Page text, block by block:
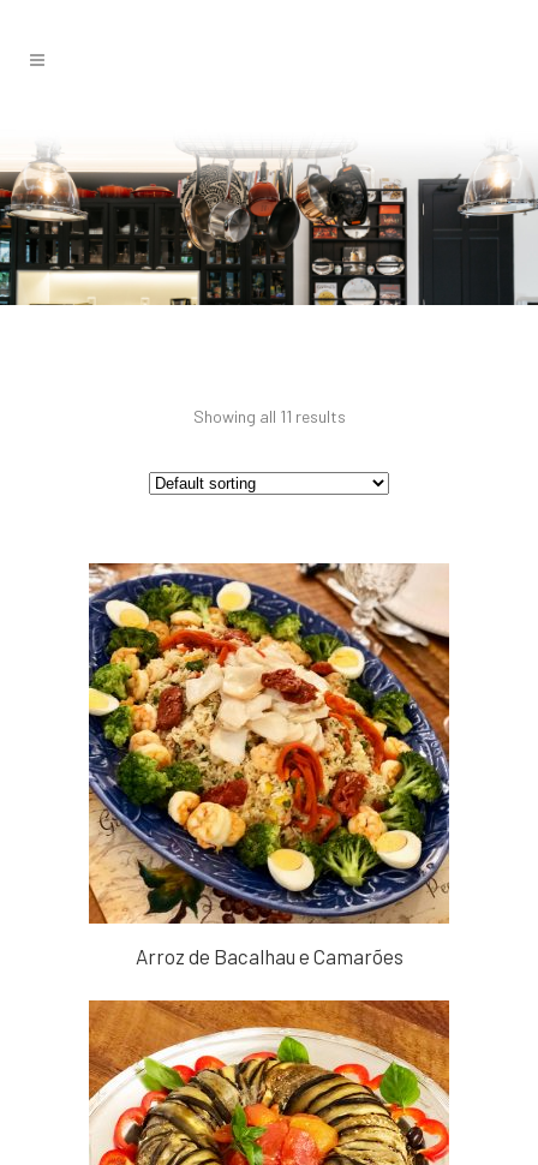
Showing all 11 results
Arroz de Bacalhau e Camarões